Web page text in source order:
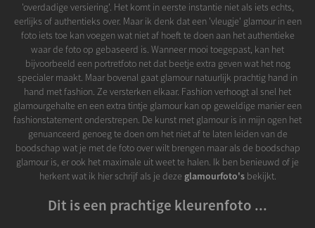
'overdadige versiering'. Het komt in eerste instantie niet als iets echts,
eerlijks of authentieks over. Maar ik denk dat een 'vleugje' glamour in een
foto iets toe kan voegen wat niet af hoeft te doen aan het authentieke
waar de foto op gebaseerd is. Wanneer mooi toegepast, kan het
bijvoorbeeld een portretfoto net dat beetje extra geven wat het nog
specialer maakt. Maar bovenal gaat glamour natuurlijk prachtig hand in
hand met fashion. Ze versterken elkaar. Fashion verhoogt al snel het
glamourgehalte en een extra tintje glamour kan op geweldige manier een
fashionstatement onderstrepen. De kunst met glamour is in mijn ogen het
genuanceerd genoeg te doen om het niet af te laten leiden van de
boodschap wat je met de foto over wilt brengen maar als de boodschap
glamour is, er ook het maximale uit weet te halen. Ik ben benieuwd of je
herkent wat ik hier schrijf als je deze glamourfoto'sbekijkt.
Dit is een prachtige kleurenfoto ...